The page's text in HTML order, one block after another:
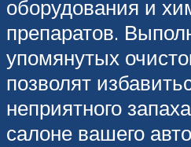
оборудования и
препаратов.
упомянутых
позволят
неприятного
салоне вашего